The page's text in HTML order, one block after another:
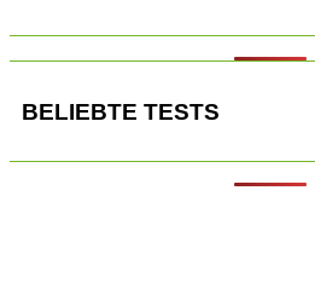
BELIEBTE TESTS